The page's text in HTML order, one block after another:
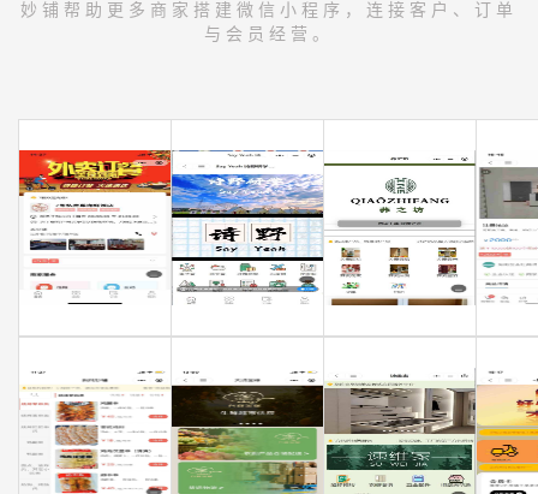
妙铺帮助更多商家搭建微信小程序，连接客户、订单
与会员经营。